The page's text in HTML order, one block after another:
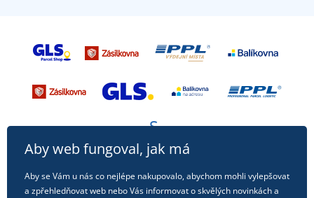
Aby web fungoval, jak má
Aby se Vám u nás co nejlépe nakupovalo, abychom mohli vylepšovat
a zpřehledňovat web nebo Vás informovat o skvělých novinkách a